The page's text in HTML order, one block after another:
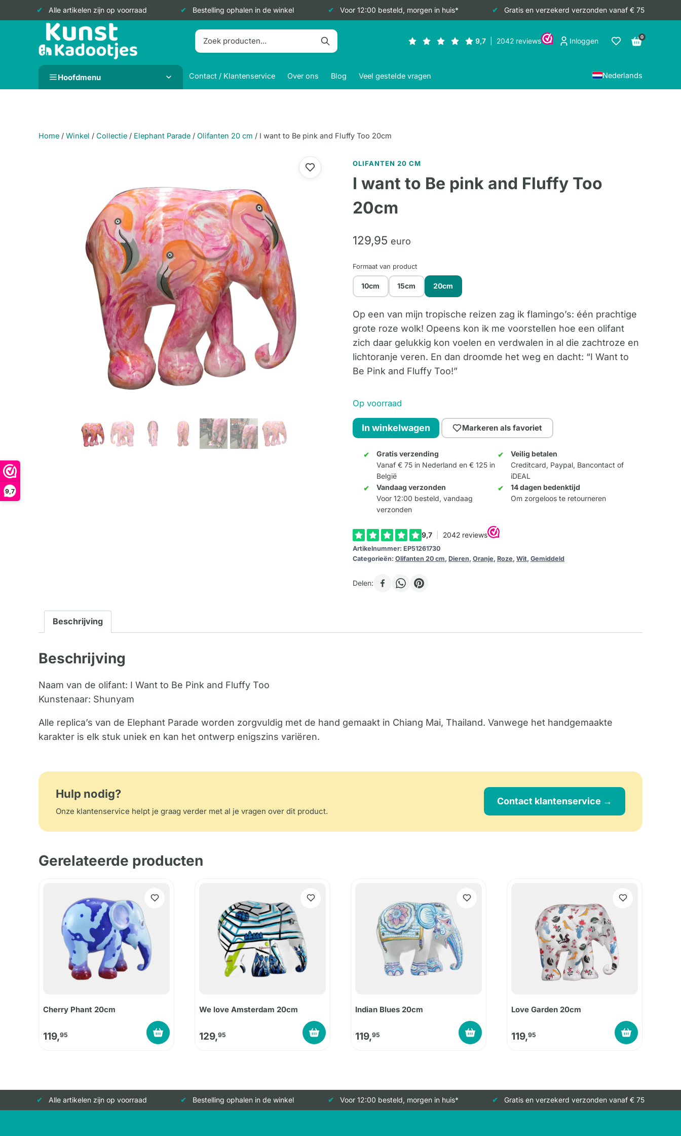
9,7
Alle artikelen zijn op voorraad Bestelling ophalen in de winkel Voor 12:00 besteld, morgen in huis* Gratis en verzekerd verzonden vanaf € 75
Inloggen 0
Hoofdmenu Contact / Klantenservice Over ons Blog Veel gestelde vragen Nederlands
Home / Winkel / Collectie / Elephant Parade / Olifanten 20 cm / I want to Be pink and Fluffy Too 20cm
OLIFANTEN 20 CM
I want to Be pink and Fluffy Too
20cm
129,95 euro
Formaat van product
10cm 15cm 20cm
Op een van mijn tropische reizen zag ik flamingo’s: één prachtige
grote roze wolk! Opeens kon ik me voorstellen hoe een olifant
zich daar gelukkig kon voelen en verdwalen in al die zachtroze en
lichtoranje veren. En dan droomde het weg en dacht: “I Want to
Be Pink and Fluffy Too!”
Op voorraad
I
want
Fluffy
20cm
aantal
In winkelwagen Markeren als favoriet
Gratis verzending
Vanaf € 75 in Nederland en € 125 in
België
Veilig betalen
Creditcard, Paypal, Bancontact of
iDEAL
Vandaag verzonden
Voor 12:00 besteld, vandaag
verzonden
14 dagen bedenktijd
Om zorgeloos te retourneren
Artikelnummer: EP51261730
Categorieën: Olifanten 20 cm, Dieren, Oranje, Roze, Wit, Gemiddeld
Delen:
Beschrijving
Beschrijving
Naam van de olifant: I Want to Be Pink and Fluffy Too
Kunstenaar: Shunyam
Alle replica’s van de Elephant Parade worden zorgvuldig met de hand gemaakt in Chiang Mai, Thailand. Vanwege het handgemaakte
karakter is elk stuk uniek en kan het ontwerp enigszins variëren.
Hulp nodig?
Onze klantenservice helpt je graag verder met al je vragen over dit product.
Contact klantenservice →
Gerelateerde producten
Cherry Phant 20cm
119,95
We love Amsterdam 20cm
129,95
Indian Blues 20cm
119,95
Love Garden 20cm
119,95
Alle artikelen zijn op voorraad Bestelling ophalen in de winkel Voor 12:00 besteld, morgen in huis* Gratis en verzekerd verzonden vanaf € 75